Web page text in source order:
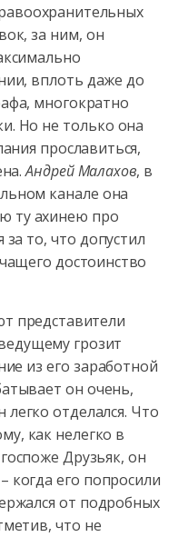
за ним, он
вплоть даже до
многократно
Но не только она
прославиться,
Андрей Малахов, в
канале она
ту ахинею про
то, что допустил
достоинство
представители
грозит
из его заработной
он очень,
легко отделался. Что
как нелегко в
Друзьяк, он
когда его попросили
от подробных
что не